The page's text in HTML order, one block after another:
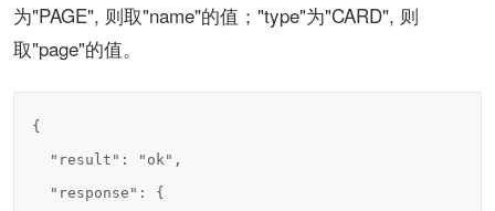
为"PAGE", 则取"name"的值；"type"为"CARD", 则
取"page"的值。
{
  "result": "ok",
  "response": {